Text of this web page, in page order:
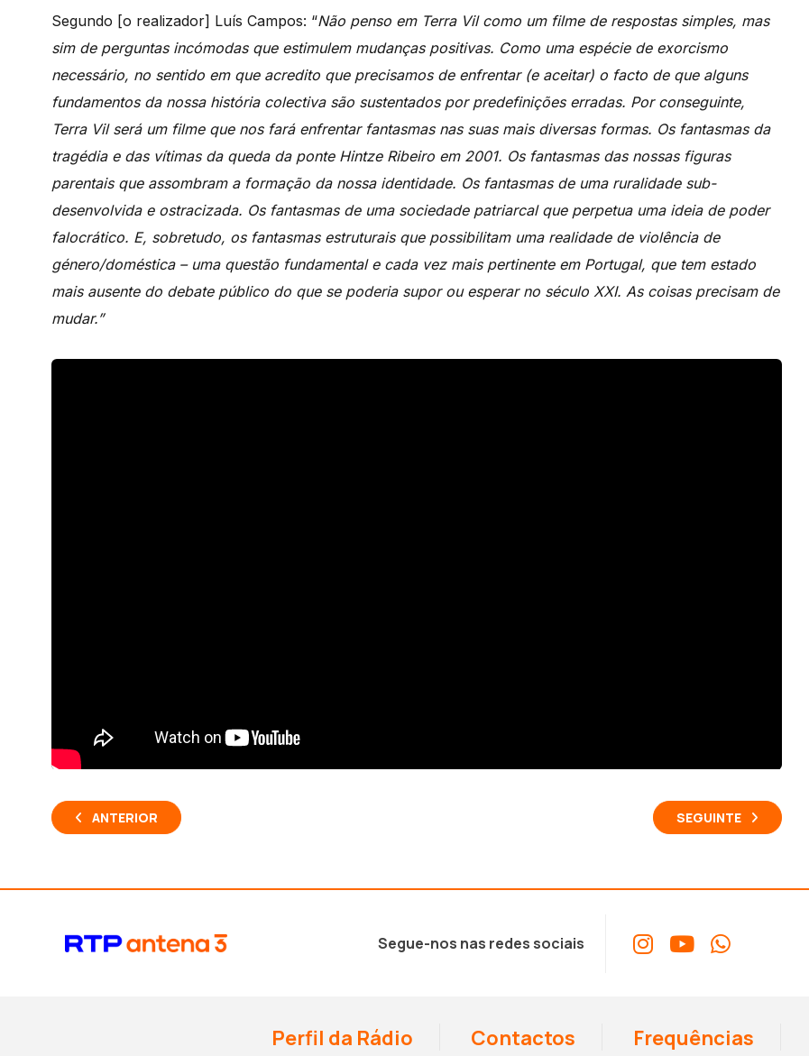
Segundo [o realizador] Luís Campos: “Não penso em Terra Vil como um filme de respostas simples, mas
sim de perguntas incómodas que estimulem mudanças positivas. Como uma espécie de exorcismo
necessário, no sentido em que acredito que precisamos de enfrentar (e aceitar) o facto de que alguns
fundamentos da nossa história colectiva são sustentados por predefinições erradas. Por conseguinte,
Terra Vil será um filme que nos fará enfrentar fantasmas nas suas mais diversas formas. Os fantasmas da
tragédia e das vítimas da queda da ponte Hintze Ribeiro em 2001. Os fantasmas das nossas figuras
parentais que assombram a formação da nossa identidade. Os fantasmas de uma ruralidade sub-
desenvolvida e ostracizada. Os fantasmas de uma sociedade patriarcal que perpetua uma ideia de poder
falocrático. E, sobretudo, os fantasmas estruturais que possibilitam uma realidade de violência de
género/doméstica – uma questão fundamental e cada vez mais pertinente em Portugal, que tem estado
mais ausente do debate público do que se poderia supor ou esperar no século XXI. As coisas precisam de
mudar.”
ANTERIOR SEGUINTE
Segue-nos nas redes sociais
Perfil da Rádio Contactos Frequências